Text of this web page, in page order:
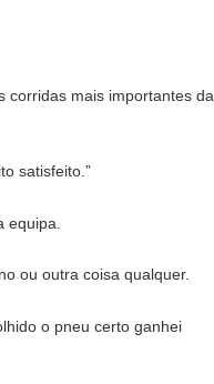
corridas mais importantes da
satisfeito.”
ou outra coisa qualquer.
o pneu certo ganhei